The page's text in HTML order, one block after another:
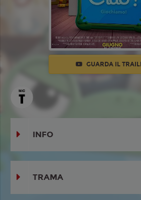
GUARDA IL
INFO
TRAMA